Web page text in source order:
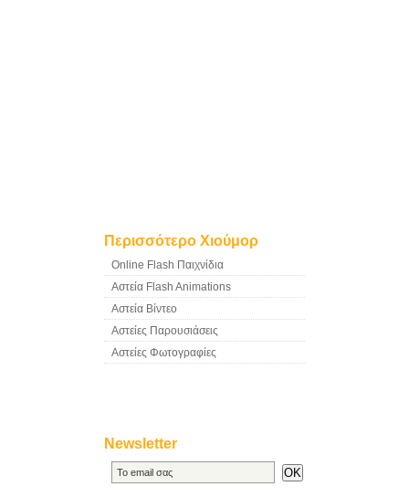
Περισσότερο Χιούμορ
Online Flash Παιχνίδια
Αστεία Flash Animations
Αστεία Βίντεο
Αστείες Παρουσιάσεις
Αστείες Φωτογραφίες
Newsletter